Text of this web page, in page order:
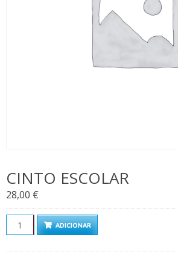
CINTO ESCOLAR
28,00 €
QuantidadeADICIONAR